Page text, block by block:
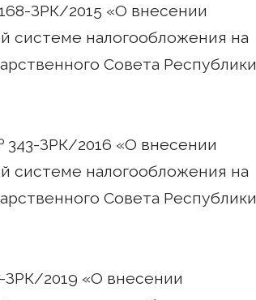
ЗРК/2015 «О внесении
системе налогообложения на
Совета Республики
343-ЗРК/2016 «О внесении
системе налогообложения на
Совета Республики
ЗРК/2019 «О внесении